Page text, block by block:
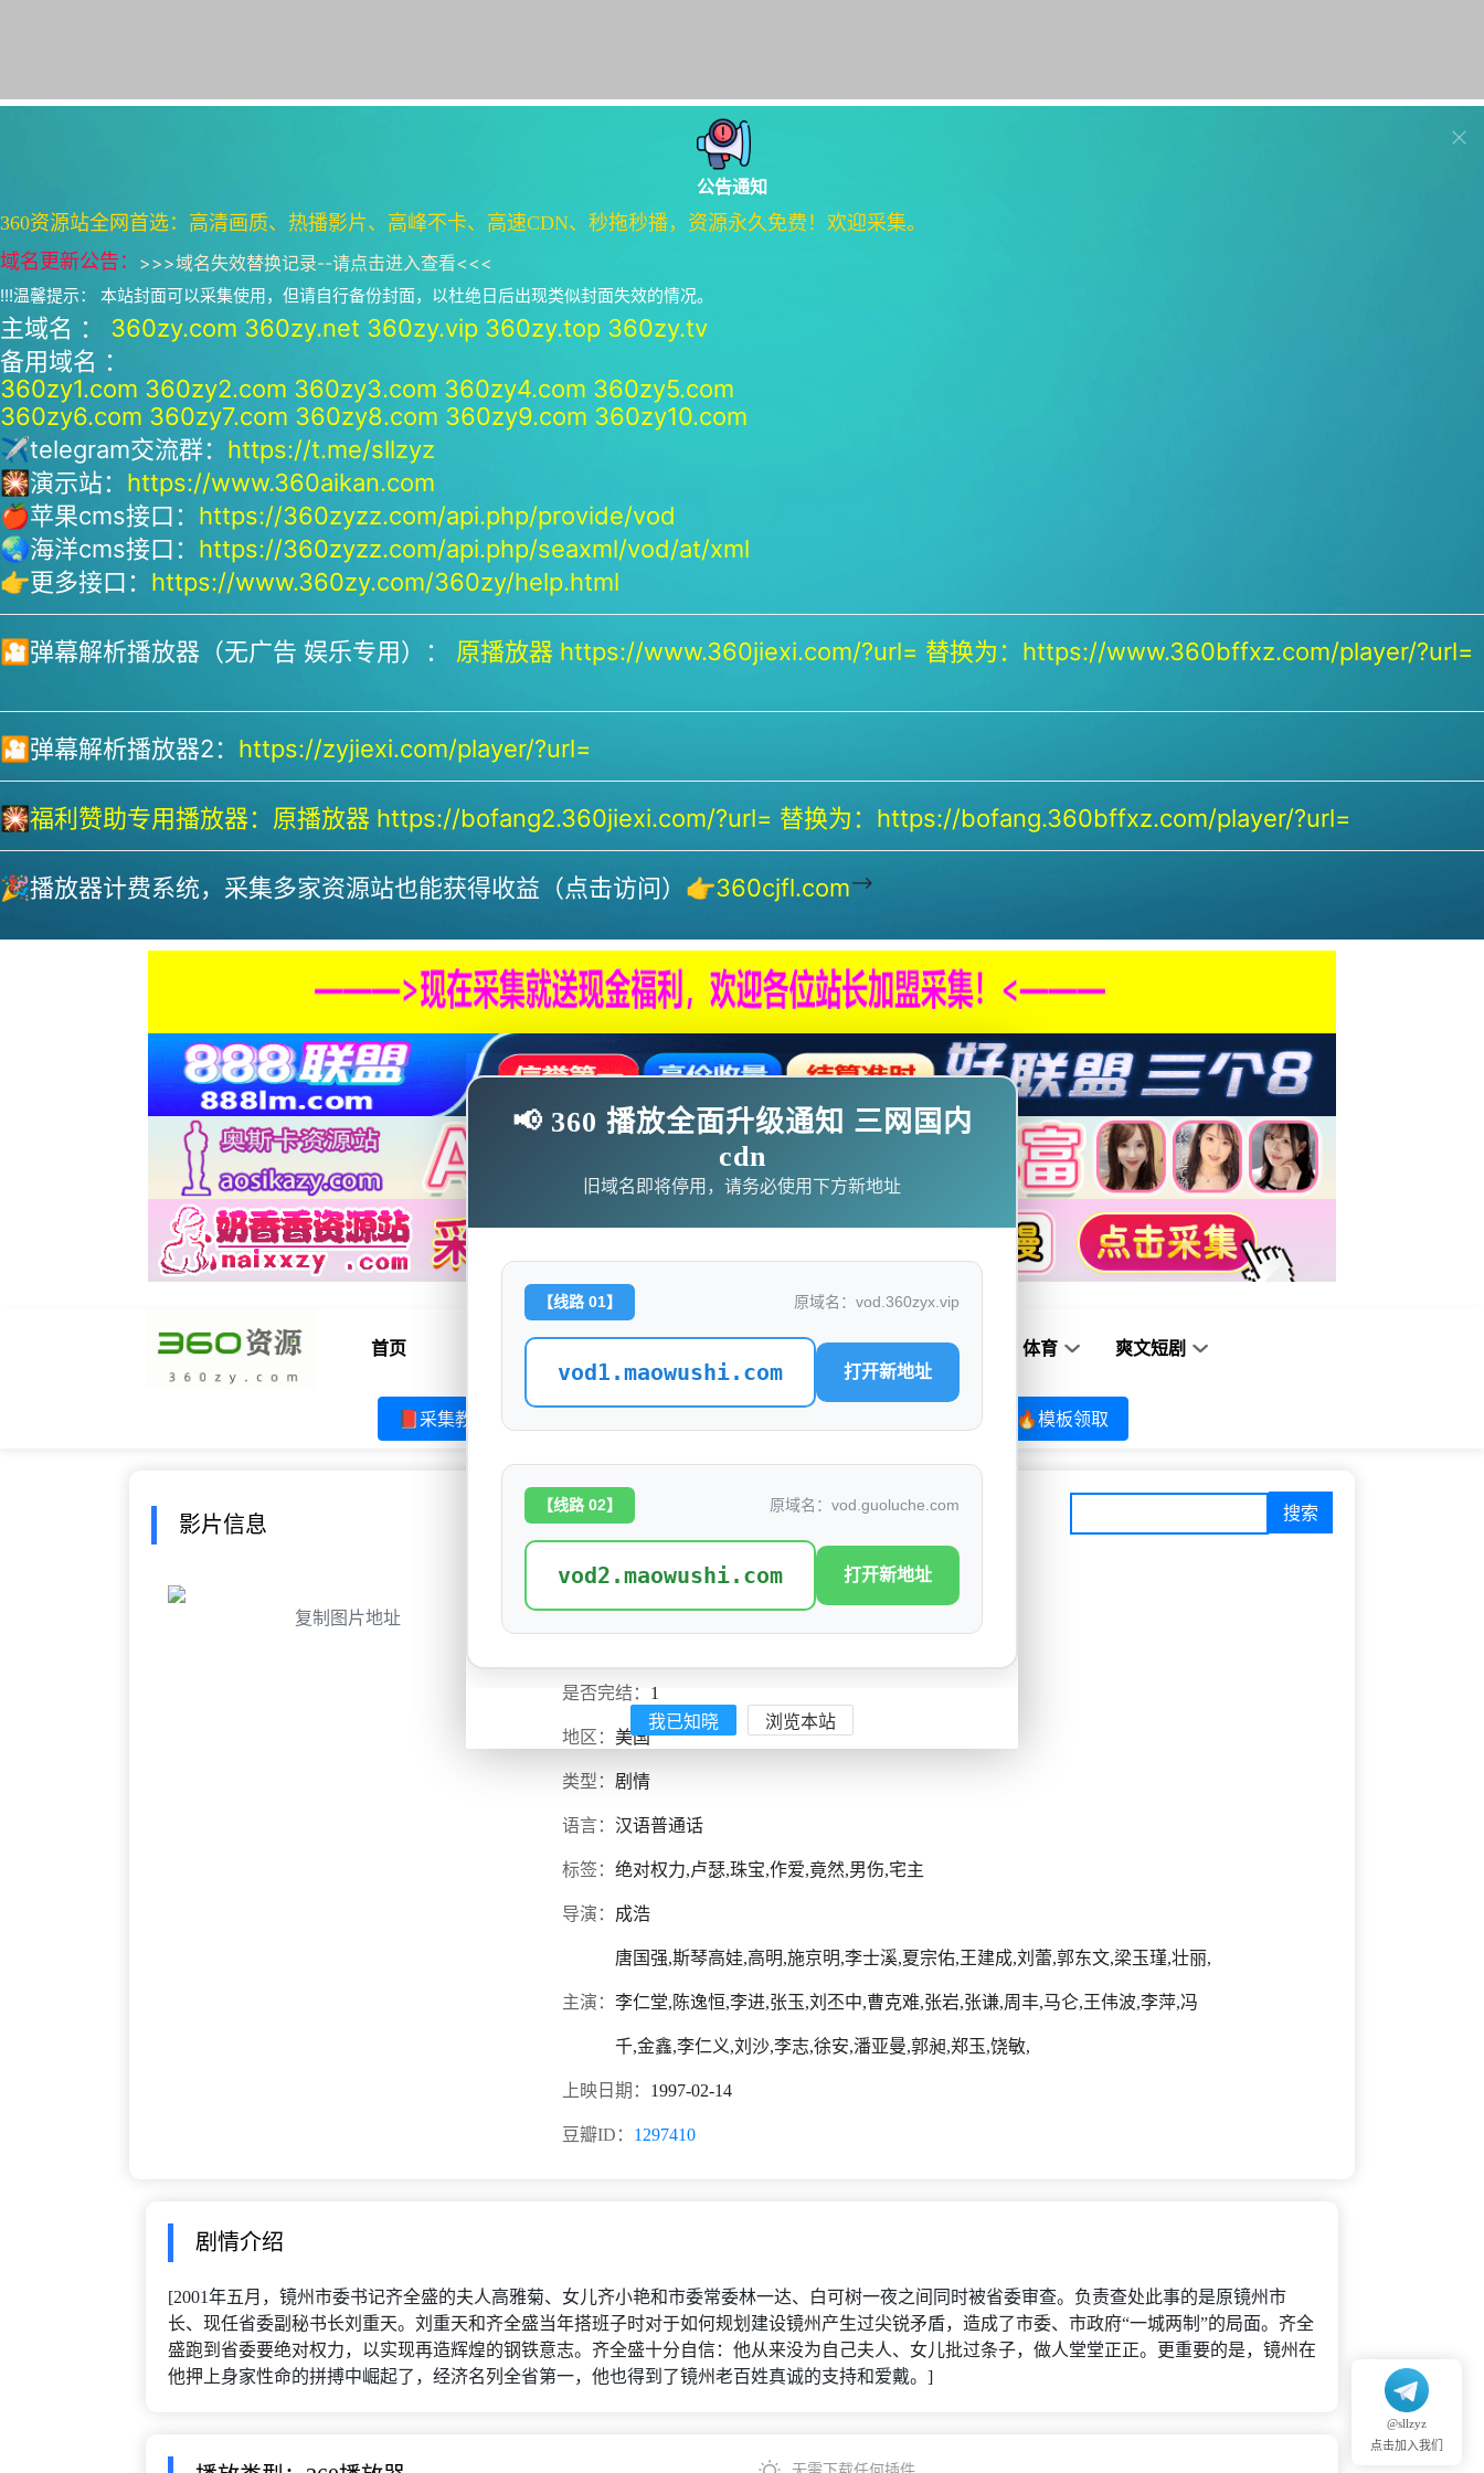
公告通知
360资源站全网首选：高清画质、热播影片、高峰不卡、高速CDN、秒拖秒播，资源永久免费！欢迎采集。
域名更新公告： >>>域名失效替换记录--请点击进入查看<<<
!!!温馨提示： 本站封面可以采集使用，但请自行备份封面，以杜绝日后出现类似封面失效的情况。
主域名 ： 360zy.com 360zy.net 360zy.vip 360zy.top 360zy.tv
备用域名 ：
360zy1.com 360zy2.com 360zy3.com 360zy4.com 360zy5.com
360zy6.com 360zy7.com 360zy8.com 360zy9.com 360zy10.com
✈telegram交流群： https://t.me/sllzyz
🎇演示站： https://www.360aikan.com
🍎苹果cms接口： https://360zyzz.com/api.php/provide/vod
🌏海洋cms接口： https://360zyzz.com/api.php/seaxml/vod/at/xml
👉更多接口： https://www.360zy.com/360zy/help.html
🎦弹幕解析播放器（无广告 娱乐专用）： 原播放器 https://www.360jiexi.com/?url= 替换为：https://www.360bffxz.com/player/?url=
🎦弹幕解析播放器2： https://zyjiexi.com/player/?url=
🎇福利赞助专用播放器： 原播放器 https://bofang2.360jiexi.com/?url= 替换为：https://bofang.360bffxz.com/player/?url=
🎉播放器计费系统，采集多家资源站也能获得收益（点击访问）👉360cjfl.com-->
首页 动漫 伦理片 体育 爽文短剧
📕采集教程 🔥模板领取
影片信息
复制图片地址
评分: 8.5
是否完结： 1
地区： 美国
类型： 剧情
语言： 汉语普通话
标签： 绝对权力,卢瑟,珠宝,作爱,竟然,男伤,宅主
导演： 成浩
主演：
唐国强,斯琴高娃,高明,施京明,李士溪,夏宗佑,王建成,刘蕾,郭东文,梁玉瑾,壮丽,
李仁堂,陈逸恒,李进,张玉,刘丕中,曹克难,张岩,张谦,周丰,马仑,王伟波,李萍,冯
千,金鑫,李仁义,刘沙,李志,徐安,潘亚曼,郭昶,郑玉,饶敏,
上映日期： 1997-02-14
豆瓣ID： 1297410
剧情介绍
[2001年五月，镜州市委书记齐全盛的夫人高雅菊、女儿齐小艳和市委常委林一达、白可树一夜之间同时被省委审查。负责查处此事的是原镜州市
长、现任省委副秘书长刘重天。刘重天和齐全盛当年搭班子时对于如何规划建设镜州产生过尖锐矛盾，造成了市委、市政府“一城两制”的局面。齐全
盛跑到省委要绝对权力，以实现再造辉煌的钢铁意志。齐全盛十分自信：他从来没为自己夫人、女儿批过条子，做人堂堂正正。更重要的是，镜州在
他押上身家性命的拼搏中崛起了，经济名列全省第一，他也得到了镜州老百姓真诚的支持和爱戴。]
@sllzyz
点击加入我们
📢 360 播放全面升级通知 三网国内
cdn
旧域名即将停用，请务必使用下方新地址
【线路 01】 原域名：vod.360zyx.vip
vod1.maowushi.com 打开新地址
【线路 02】 原域名：vod.guoluche.com
vod2.maowushi.com 打开新地址
我已知晓 浏览本站